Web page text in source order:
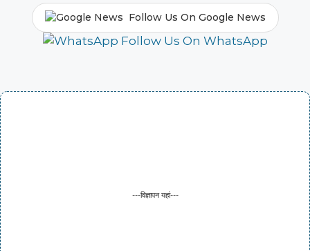
Follow Us On Google News
Follow Us On WhatsApp
---विज्ञापन यहां---